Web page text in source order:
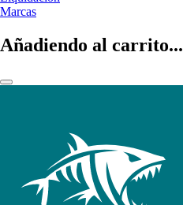
Marcas
Añadiendo al carrito...